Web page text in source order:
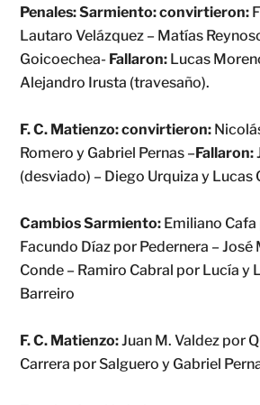
Penales: Sarmiento: convirtieron:
Lautaro Velázquez – Matías
Goicoechea- Fallaron: Lucas
Alejandro Irusta (travesaño).
F. C. Matienzo: convirtieron:
Romero y Gabriel Pernas –Fallaron:
(desviado) – Diego Urquiza y Lucas
Cambios Sarmiento: Emiliano
Facundo Díaz por Pedernera –
Conde – Ramiro Cabral por Lucía y
Barreiro
F. C. Matienzo:Juan M. Valdez por
Carrera por Salguero y Gabriel